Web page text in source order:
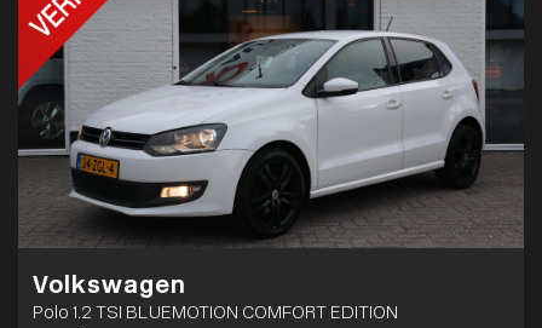
Volkswagen
Polo 1.2 TSI BLUEMOTION COMFORT EDITION